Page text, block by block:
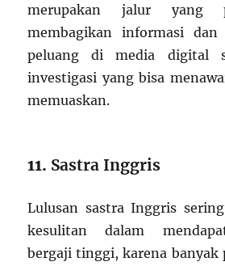
merupakan jalur yang
membagikan informasi
peluang di media digital
investigasi yang bisa
memuaskan.
11. Sastra Inggris
Lulusan sastra Inggris
kesulitan dalam
bergaji tinggi, karena banyak